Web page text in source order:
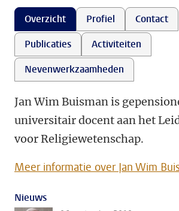
Overzicht Profiel
Contact
Publicaties
Activiteiten
Nevenwerkzaamheden
Jan Wim Buisman is
universitair docent aan het
voor Religiewetenschap.
Meer informatie over Jan Wim
Nieuws